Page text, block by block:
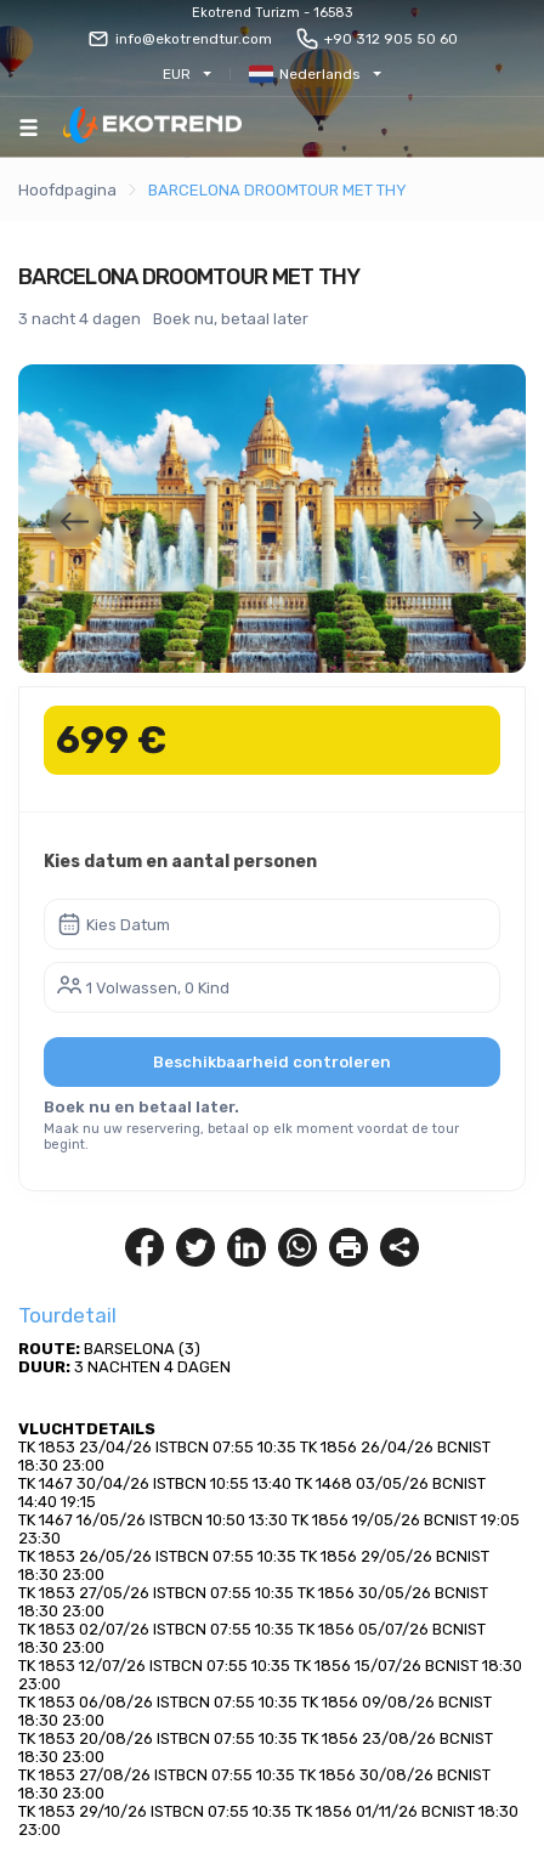
Ekotrend Turizm - 16583
info@ekotrendtur.com +90 312 905 50 60
EUR Nederlands
Hoofdpagina BARCELONA DROOMTOUR MET THY
Tourdetail
ROUTE: BARSELONA (3)
DUUR: 3 NACHTEN 4 DAGEN
VLUCHTDETAILS
TK 1853 23/04/26 ISTBCN 07:55 10:35 TK 1856 26/04/26 BCNIST
18:30 23:00
TK 1467 30/04/26 ISTBCN 10:55 13:40 TK 1468 03/05/26 BCNIST
14:40 19:15
TK 1467 16/05/26 ISTBCN 10:50 13:30 TK 1856 19/05/26 BCNIST 19:05
23:30
TK 1853 26/05/26 ISTBCN 07:55 10:35 TK 1856 29/05/26 BCNIST
18:30 23:00
TK 1853 27/05/26 ISTBCN 07:55 10:35 TK 1856 30/05/26 BCNIST
18:30 23:00
TK 1853 02/07/26 ISTBCN 07:55 10:35 TK 1856 05/07/26 BCNIST
18:30 23:00
TK 1853 12/07/26 ISTBCN 07:55 10:35 TK 1856 15/07/26 BCNIST 18:30
23:00
TK 1853 06/08/26 ISTBCN 07:55 10:35 TK 1856 09/08/26 BCNIST
18:30 23:00
TK 1853 20/08/26 ISTBCN 07:55 10:35 TK 1856 23/08/26 BCNIST
18:30 23:00
TK 1853 27/08/26 ISTBCN 07:55 10:35 TK 1856 30/08/26 BCNIST
18:30 23:00
TK 1853 29/10/26 ISTBCN 07:55 10:35 TK 1856 01/11/26 BCNIST 18:30
23:00
BARCELONA DROOMTOUR MET THY
3 nacht 4 dagen Boek nu, betaal later
699 €
Kies datum en aantal personen
Kies Datum
1 Volwassen, 0 Kind
Beschikbaarheid controleren
Boek nu en betaal later.
Maak nu uw reservering, betaal op elk moment voordat de tour
begint.